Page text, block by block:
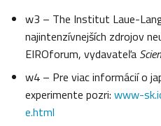
w3 – The Institut Laue-
najintenzívnejších zdrojov
EIROforum, vydavateľa
w4 – Pre viac informácií o
experimente pozri: www-
e.html